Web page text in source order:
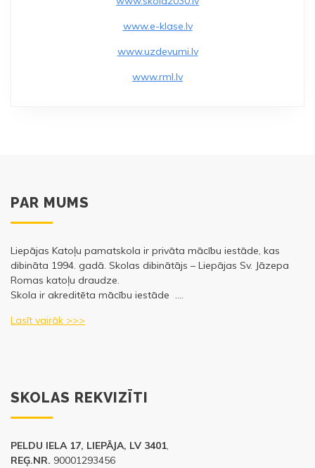
www.e-klase.lv
www.uzdevumi.lv
www.rml.lv
PAR MUMS
Liepājas Katoļu pamatskola ir privāta mācību iestāde, kas
dibināta 1994. gadā. Skolas dibinātājs – Liepājas Sv. Jāzepa
Romas katoļu draudze.
Skola ir akreditēta mācību iestāde ….
Lasīt vairāk >>>
SKOLAS REKVIZĪTI
PELDU IELA 17, LIEPĀJA, LV 3401,
REĢ.NR. 90001293456